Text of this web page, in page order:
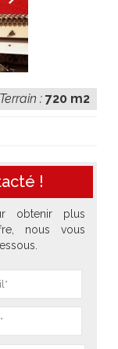
Terrain : 720 m2
!
obtenir plus
nous vous